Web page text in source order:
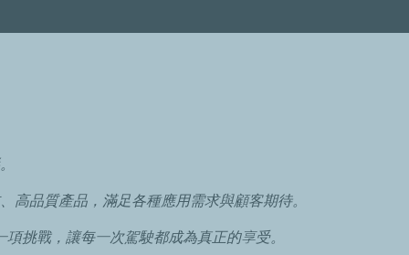
品質產品，滿足各種應用需求與顧客期待。
挑戰，讓每一次駕駛都成為真正的享受。